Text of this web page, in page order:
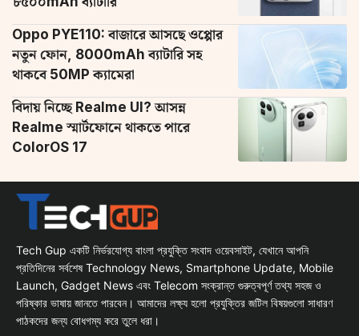
Oppo PYE110: বাজারে আসছে ওপ্পোর
নতুন ফোন, 8000mAh ব্যাটারি সহ
থাকবে 50MP ক্যামেরা
বিদায় নিচ্ছে Realme UI? আসন্ন
Realme স্মার্টফোনে থাকতে পারে
ColorOS 17
Tech Gup একটি নির্ভরযোগ্য বাংলা প্রযুক্তি সংবাদ ওয়েবসাইট, যেখানে আপনি
প্রতিদিনের সর্বশেষ Technology News, Smartphone Update, Mobile
Launch, Gadget News এবং Telecom সংক্রান্ত গুরুত্বপূর্ণ তথ্য সহজ ও
পরিষ্কার ভাষায় জানতে পারবেন। আমাদের লক্ষ্য হলো প্রযুক্তির জটিল বিষয়গুলো সাধারণ
পাঠকদের জন্য বোধগম্য করে তুলে ধরা।